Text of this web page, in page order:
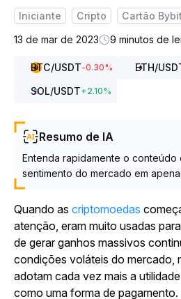
Iniciante Cripto
Cartão Bybit
13 de mar de 2023
9 minutos de
BTC/USDT-0.30% ETH/
SOL/USDT+2.10%
Resumo de IA
Entenda rapidamente o
sentimento do mercado em
Quando as criptomoedas
atenção, eram muito usadas
de gerar ganhos massivos
condições voláteis do mercado,
adotam cada vez mais a
como uma forma de pagamento.